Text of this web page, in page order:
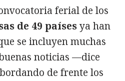
ferial de los
de 49 paísesya han
se incluyen muchas
noticias —dice
de frente los